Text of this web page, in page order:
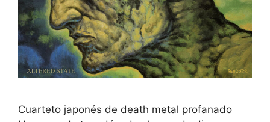
Cuarteto japonés de death metal profanado